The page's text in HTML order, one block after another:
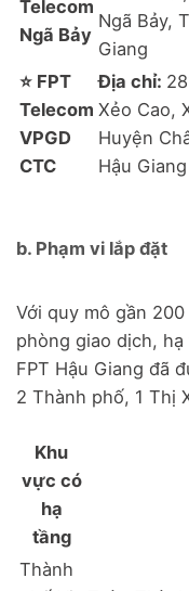
Telecom
Ngã Bảy
Ngã Bảy,
Giang
⭐ FPT
Telecom
VPGD
CTC
Địa chỉ:
Xẻo Cao,
Huyện
Hậu Giang
b. Phạm vi lắp đặt
Với quy mô gần
phòng giao dịch,
FPT Hậu Giang đã
2 Thành phố, 1 Thị
Khu
vực có
hạ
tầng
Thành